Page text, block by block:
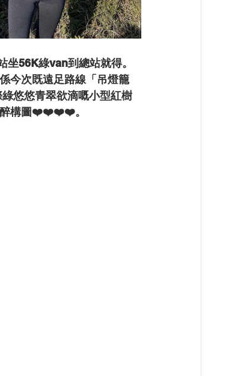
56K綠van到總站就得。
今次既遠足路線「吊燈籠
悠悠青翠欲滴嘅小型紅樹
醉構圖❤️❤️❤️❤️。